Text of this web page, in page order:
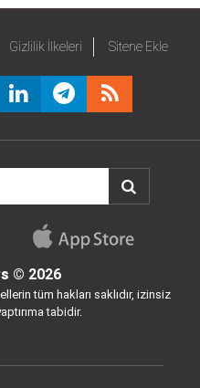
Gizlilik İlkeleri Sitene Ekle
© 2026
tüm hakları saklıdır, izinsiz
tabidir.